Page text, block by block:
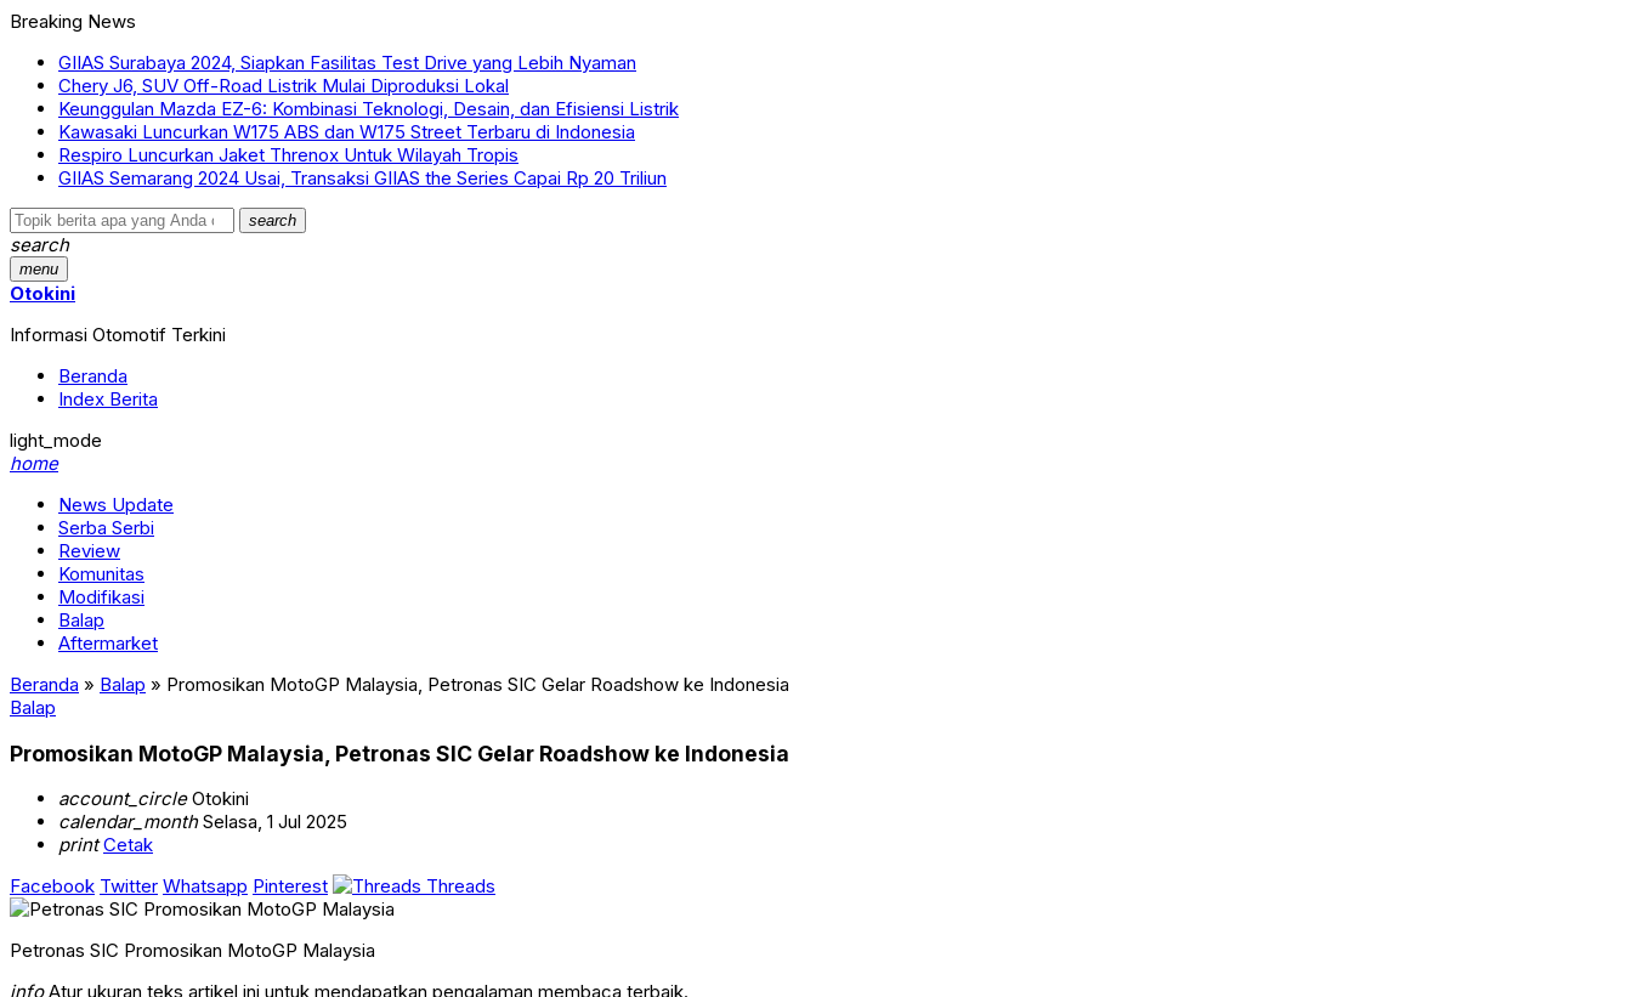
Breaking News
GIIAS Surabaya 2024, Siapkan Fasilitas Test Drive yang Lebih Nyaman
Chery J6, SUV Off-Road Listrik Mulai Diproduksi Lokal
Keunggulan Mazda EZ-6: Kombinasi Teknologi, Desain, dan Efisiensi Listrik
Kawasaki Luncurkan W175 ABS dan W175 Street Terbaru di Indonesia
Respiro Luncurkan Jaket Threnox Untuk Wilayah Tropis
GIIAS Semarang 2024 Usai, Transaksi GIIAS the Series Capai Rp 20 Triliun
search
search
menu
Otokini
Informasi Otomotif Terkini
Beranda
Index Berita
light_mode
home
News Update
Serba Serbi
Review
Komunitas
Modifikasi
Balap
Aftermarket
Beranda » Balap » Promosikan MotoGP Malaysia, Petronas SIC Gelar Roadshow ke Indonesia
Balap
Promosikan MotoGP Malaysia, Petronas SIC Gelar Roadshow ke Indonesia
account_circleOtokini
calendar_monthSelasa, 1 Jul 2025
print Cetak
Facebook Twitter Whatsapp Pinterest Threads
Petronas SIC Promosikan MotoGP Malaysia
infoAtur ukuran teks artikel ini untuk mendapatkan pengalaman membaca terbaik.